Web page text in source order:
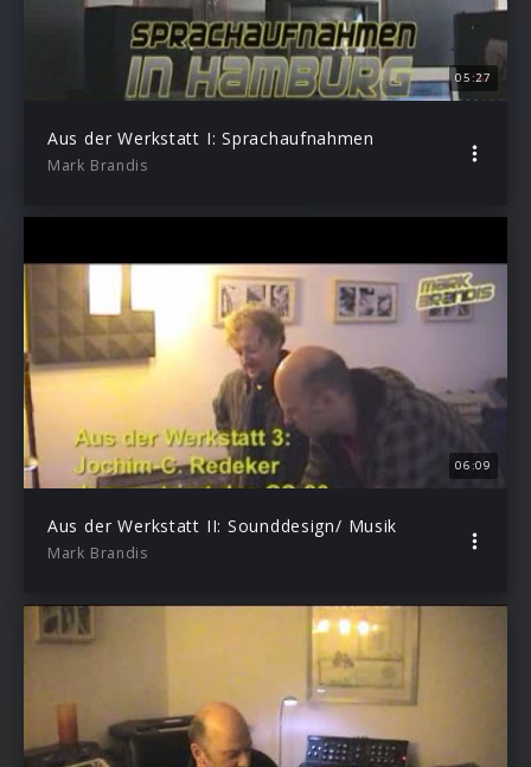
05:27
Aus der Werkstatt I: Sprachaufnahmen
Mark Brandis
06:09
Aus der Werkstatt II: Sounddesign/ Musik
Mark Brandis